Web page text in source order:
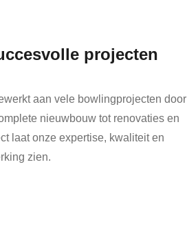
kund
projecten
aan vele bowlingprojecten door
nieuwbouw tot renovaties en
laat onze expertise, kwaliteit en
zien.